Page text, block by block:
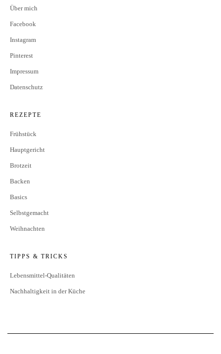
Über mich
Facebook
Instagram
Pinterest
Impressum
Datenschutz
REZEPTE
Frühstück
Hauptgericht
Brotzeit
Backen
Basics
Selbstgemacht
Weihnachten
TIPPS & TRICKS
Lebensmittel-Qualitäten
Nachhaltigkeit in der Küche